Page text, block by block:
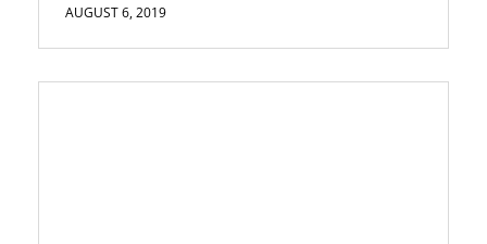
AUGUST 6, 2019